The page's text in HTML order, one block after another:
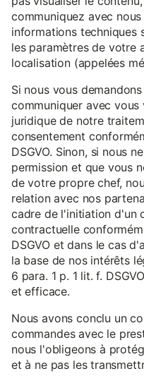
communiquez avec
informations techniques
les paramètres de votre
localisation (appelées
Si nous vous
communiquer avec vous
juridique de notre
consentement
DSGVO. Sinon, si nous
permission et que vous
de votre propre chef,
relation avec nos
cadre de l'initiation d'un
contractuelle
DSGVO et dans le cas
la base de nos intérêts
6 para. 1 p. 1 lit. f.
et efficace.
Nous avons conclu un
commandes avec le
nous l'obligeons à
et à ne pas les